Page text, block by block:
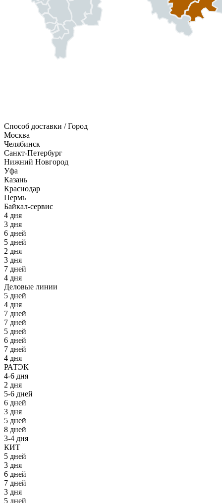
Способ доставки / Город
Москва
Челябинск
Санкт-Петербург
Нижний Новгород
Уфа
Казань
Краснодар
Пермь
Байкал-сервис
4 дня
3 дня
6 дней
5 дней
2 дня
3 дня
7 дней
4 дня
Деловые линии
5 дней
4 дня
7 дней
7 дней
5 дней
6 дней
7 дней
4 дня
РАТЭК
4-6 дня
2 дня
5-6 дней
6 дней
3 дня
5 дней
8 дней
3-4 дня
КИТ
5 дней
3 дня
6 дней
7 дней
3 дня
5 дней